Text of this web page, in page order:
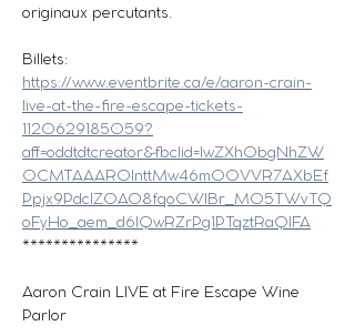
originaux percutants.
Billets:
https://www.eventbrite.ca/e/aaron-crain-
live-at-the-fire-escape-tickets-
1120629185059?
aff=oddtdtcreator&fbclid=IwZXh0bgNhZW
0CMTAAAR0InttMw46m00VVR7AXbEf
Ppjx9PdcIZ0AO8fqoCWlBr_M05TWvTQ
oFyHo_aem_d6IQwRZrPg1PTqztRaQlFA
***************
Aaron Crain LIVE at Fire Escape Wine
Parlor